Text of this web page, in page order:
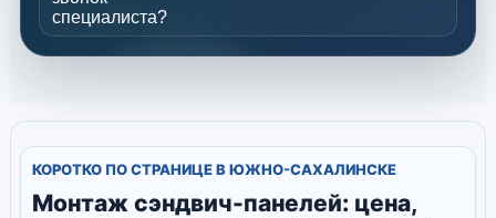
специалиста?
КОРОТКО ПО СТРАНИЦЕ В ЮЖНО-САХАЛИНСКЕ
Монтаж сэндвич-панелей: цена,